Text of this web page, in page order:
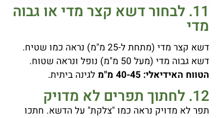
11. לבחור דשא קצר מדי או גבוה
מדי
דשא קצר מדי (מתחת ל-25 מ"מ) נראה כמו שטיח.
דשא גבוה מדי (מעל 50 מ"מ) נופל ונראה שטוח.
הטווח האידיאלי: 40-45 מ"מ
לגינה ביתית.
12. לחתוך תפרים לא מדויק
תפר לא מדויק נראה כמו "צלקת" על הדשא. חתכו